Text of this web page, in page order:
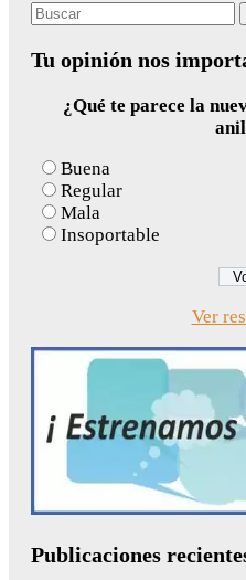
Search
Tu opinión nos
¿Qué te parece la
Buena
Regular
Mala
Insoportable
Ver
Publicaciones